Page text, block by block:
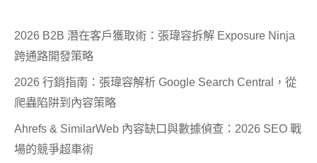
2026 B2B 潛在客戶獲取術：張瑋容拆解 Exposure Ninja
跨通路開發策略
2026 行銷指南：張瑋容解析 Google Search Central，從
爬蟲陷阱到內容策略
Ahrefs & SimilarWeb 內容缺口與數據偵查：2026 SEO 戰
場的競爭超車術